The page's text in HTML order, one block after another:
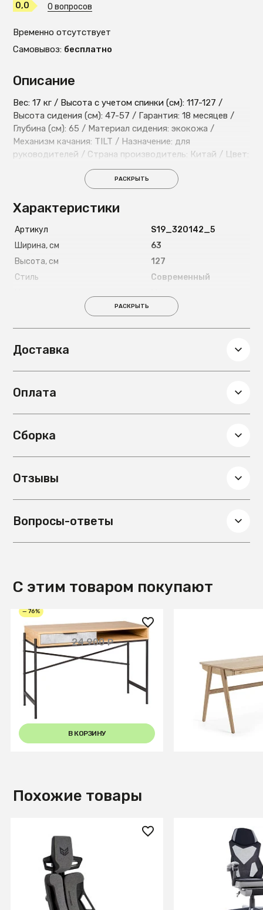
Описание
Вес: 17 кг / Высота с учетом спинки (см): 117-127 /
Высота сидения (см): 47-57 / Гарантия: 18 месяцев /
Глубина (см): 65 / Материал сидения: экокожа /
Механизм качания: TILT / Назначение: для
руководителей / Страна производитель: Китай / Цвет:
серый / Ширина (см): 63
РАСКРЫТЬ
Характеристики
Артикул
S19_320142_5
Ширина, см
63
Высота, см
127
Стиль
Современный
Вес, кг
17
Материал обивки
РАСКРЫТЬ
Доставка
Оплата
Сборка
Отзывы
Вопросы-ответы
0,0 0 вопросов
Временно отсутствует
Самовывоз: бесплатно
С этим товаром покупают
— 76%
6 000 ₽
24 900 ₽
Стол письменный Plato
Гикори натуральный
В КОРЗИНУ
Рабочий стол
натуральный
В
Похожие товары
56 380 ₽
Кресло компьютерное
HALMAR NITRO 2 серый/
черный
СООБЩИТЬ О ПОСТУПЛЕНИИ
23 580 ₽
Кресло
Q-939 (черный/
СООБЩИТЬ О